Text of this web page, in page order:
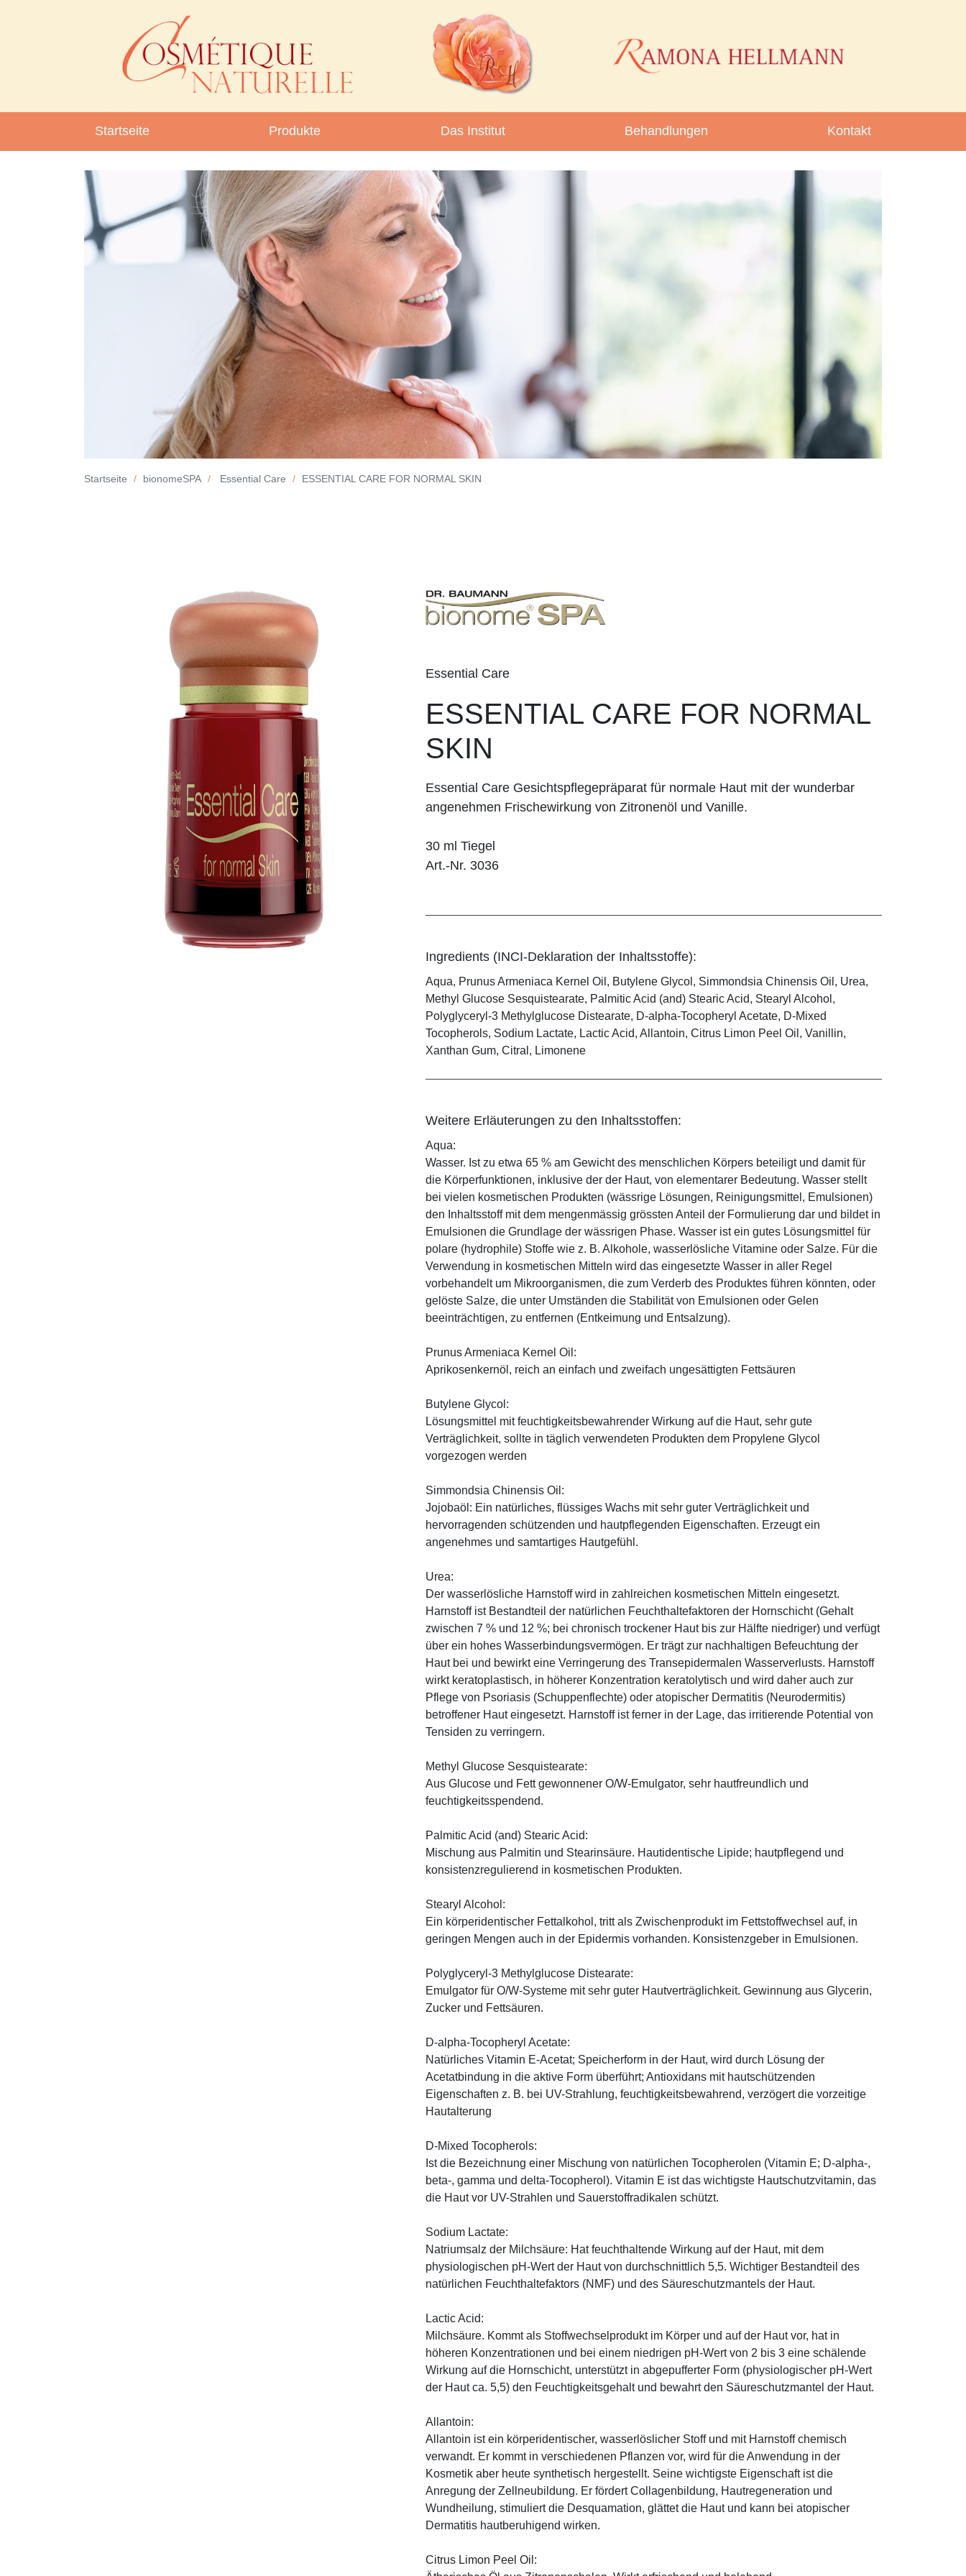
Startseite Produkte Das Institut Behandlungen Kontakt
Startseite bionomeSPA Essential Care ESSENTIAL CARE FOR NORMAL SKIN
Essential Care
ESSENTIAL CARE FOR NORMAL
SKIN
Essential Care Gesichtspflegepräparat für normale Haut mit der wunderbar
angenehmen Frischewirkung von Zitronenöl und Vanille.
30 ml Tiegel
Art.-Nr. 3036
Ingredients (INCI-Deklaration der Inhaltsstoffe):
Aqua, Prunus Armeniaca Kernel Oil, Butylene Glycol, Simmondsia Chinensis Oil, Urea,
Methyl Glucose Sesquistearate, Palmitic Acid (and) Stearic Acid, Stearyl Alcohol,
Polyglyceryl-3 Methylglucose Distearate, D-alpha-Tocopheryl Acetate, D-Mixed
Tocopherols, Sodium Lactate, Lactic Acid, Allantoin, Citrus Limon Peel Oil, Vanillin,
Xanthan Gum, Citral, Limonene
Weitere Erläuterungen zu den Inhaltsstoffen:
Aqua:
Wasser. Ist zu etwa 65 % am Gewicht des menschlichen Körpers beteiligt und damit für
die Körperfunktionen, inklusive der der Haut, von elementarer Bedeutung. Wasser stellt
bei vielen kosmetischen Produkten (wässrige Lösungen, Reinigungsmittel, Emulsionen)
den Inhaltsstoff mit dem mengenmässig grössten Anteil der Formulierung dar und bildet in
Emulsionen die Grundlage der wässrigen Phase. Wasser ist ein gutes Lösungsmittel für
polare (hydrophile) Stoffe wie z. B. Alkohole, wasserlösliche Vitamine oder Salze. Für die
Verwendung in kosmetischen Mitteln wird das eingesetzte Wasser in aller Regel
vorbehandelt um Mikroorganismen, die zum Verderb des Produktes führen könnten, oder
gelöste Salze, die unter Umständen die Stabilität von Emulsionen oder Gelen
beeinträchtigen, zu entfernen (Entkeimung und Entsalzung).
Prunus Armeniaca Kernel Oil:
Aprikosenkernöl, reich an einfach und zweifach ungesättigten Fettsäuren
Butylene Glycol:
Lösungsmittel mit feuchtigkeitsbewahrender Wirkung auf die Haut, sehr gute
Verträglichkeit, sollte in täglich verwendeten Produkten dem Propylene Glycol
vorgezogen werden
Simmondsia Chinensis Oil:
Jojobaöl: Ein natürliches, flüssiges Wachs mit sehr guter Verträglichkeit und
hervorragenden schützenden und hautpflegenden Eigenschaften. Erzeugt ein
angenehmes und samtartiges Hautgefühl.
Urea:
Der wasserlösliche Harnstoff wird in zahlreichen kosmetischen Mitteln eingesetzt.
Harnstoff ist Bestandteil der natürlichen Feuchthaltefaktoren der Hornschicht (Gehalt
zwischen 7 % und 12 %; bei chronisch trockener Haut bis zur Hälfte niedriger) und verfügt
über ein hohes Wasserbindungsvermögen. Er trägt zur nachhaltigen Befeuchtung der
Haut bei und bewirkt eine Verringerung des Transepidermalen Wasserverlusts. Harnstoff
wirkt keratoplastisch, in höherer Konzentration keratolytisch und wird daher auch zur
Pflege von Psoriasis (Schuppenflechte) oder atopischer Dermatitis (Neurodermitis)
betroffener Haut eingesetzt. Harnstoff ist ferner in der Lage, das irritierende Potential von
Tensiden zu verringern.
Methyl Glucose Sesquistearate:
Aus Glucose und Fett gewonnener O/W-Emulgator, sehr hautfreundlich und
feuchtigkeitsspendend.
Palmitic Acid (and) Stearic Acid:
Mischung aus Palmitin und Stearinsäure. Hautidentische Lipide; hautpflegend und
konsistenzregulierend in kosmetischen Produkten.
Stearyl Alcohol:
Ein körperidentischer Fettalkohol, tritt als Zwischenprodukt im Fettstoffwechsel auf, in
geringen Mengen auch in der Epidermis vorhanden. Konsistenzgeber in Emulsionen.
Polyglyceryl-3 Methylglucose Distearate:
Emulgator für O/W-Systeme mit sehr guter Hautverträglichkeit. Gewinnung aus Glycerin,
Zucker und Fettsäuren.
D-alpha-Tocopheryl Acetate:
Natürliches Vitamin E-Acetat; Speicherform in der Haut, wird durch Lösung der
Acetatbindung in die aktive Form überführt; Antioxidans mit hautschützenden
Eigenschaften z. B. bei UV-Strahlung, feuchtigkeitsbewahrend, verzögert die vorzeitige
Hautalterung
D-Mixed Tocopherols:
Ist die Bezeichnung einer Mischung von natürlichen Tocopherolen (Vitamin E; D-alpha-,
beta-, gamma und delta-Tocopherol). Vitamin E ist das wichtigste Hautschutzvitamin, das
die Haut vor UV-Strahlen und Sauerstoffradikalen schützt.
Sodium Lactate:
Natriumsalz der Milchsäure: Hat feuchthaltende Wirkung auf der Haut, mit dem
physiologischen pH-Wert der Haut von durchschnittlich 5,5. Wichtiger Bestandteil des
natürlichen Feuchthaltefaktors (NMF) und des Säureschutzmantels der Haut.
Lactic Acid:
Milchsäure. Kommt als Stoffwechselprodukt im Körper und auf der Haut vor, hat in
höheren Konzentrationen und bei einem niedrigen pH-Wert von 2 bis 3 eine schälende
Wirkung auf die Hornschicht, unterstützt in abgepufferter Form (physiologischer pH-Wert
der Haut ca. 5,5) den Feuchtigkeitsgehalt und bewahrt den Säureschutzmantel der Haut.
Allantoin:
Allantoin ist ein körperidentischer, wasserlöslicher Stoff und mit Harnstoff chemisch
verwandt. Er kommt in verschiedenen Pflanzen vor, wird für die Anwendung in der
Kosmetik aber heute synthetisch hergestellt. Seine wichtigste Eigenschaft ist die
Anregung der Zellneubildung. Er fördert Collagenbildung, Hautregeneration und
Wundheilung, stimuliert die Desquamation, glättet die Haut und kann bei atopischer
Dermatitis hautberuhigend wirken.
Citrus Limon Peel Oil: